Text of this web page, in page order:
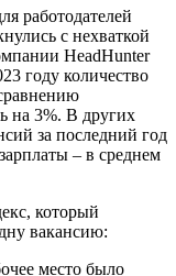
работодателей
с нехваткой
HeadHunter
году количество
на 3%. В других
за последний год
– в среднем
который
вакансию:
место было